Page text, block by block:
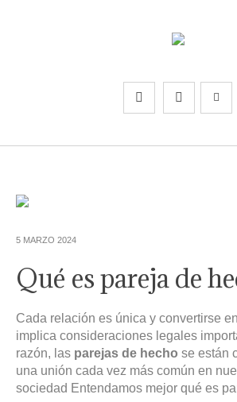
5 MARZO 2024
Qué es pareja de
Cada relación es única y convertirse
implica consideraciones legales
razón, las parejas de hecho se están
una unión cada vez más común en
sociedad Entendamos mejor qué es